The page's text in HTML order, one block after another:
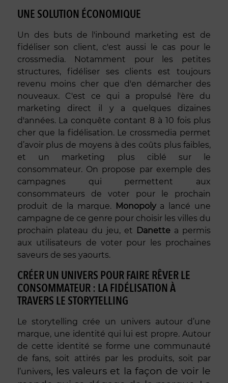
UNE SOLUTION ÉCONOMIQUE
Un des buts de l'inbound marketing est de
fidéliser son client, c'est aussi le cas pour le
crossmedia. Notamment pour les petites
structures, fidéliser ses clients est toujours
revenu moins cher que d'en démarcher des
nouveaux. C'est ce qui a propulsé l'ère du
marketing direct il y a quelques dizaines
d'années. La conquête contant 8 à 10 fois plus
cher que la fidélisation. Le crossmedia permet
d’avoir plus de moyens à des coûts plus faibles,
et un marketing plus ciblé sur le
consommateur. On propose par exemple des
campagnes qui permettent aux
consommateurs de voter pour le prochain
produit de la marque. Monopolya lancé une
campagne de ce genre pour choisir les villes du
prochain plateau du jeu, et Danette a permis
aux utilisateurs de voter pour les prochaines
saveurs de ses yaourts.
CRÉER UN UNIVERS POUR FAIRE RÊVER LE
CONSOMMATEUR : LA FIDÉLISATION À
TRAVERS LE STORYTELLING
Le storytelling crée un univers autour d’une
marque, une identité qui lui est propre. Autour
de cette identité se forme une communauté
de fans, soit attirés par les produits, soit par
l’univers, les valeurs et la façon de voir le